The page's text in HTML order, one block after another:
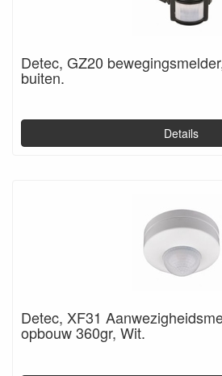
Detec, GZ20
buiten.
Details
Detec, XF31
opbouw 360gr, Wit.